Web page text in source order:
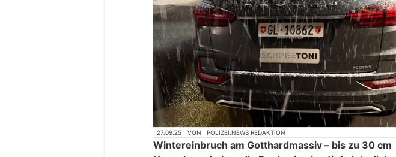
27.09.25 VON POLIZEI.NEWS REDAKTION
Wintereinbruch am Gotthardmassiv – bis zu 30 cm